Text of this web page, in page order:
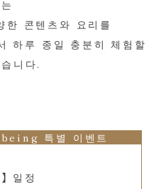
는
한 콘텐츠와 요리를
하루 종일 충분히 체험할
니다.
특별 이벤트
일정